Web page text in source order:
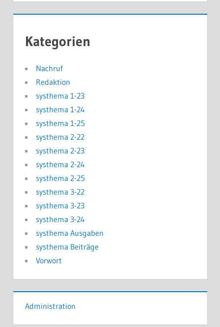
Kategorien
Nachruf
Redaktion
systhema 1-23
systhema 1-24
systhema 1-25
systhema 2-22
systhema 2-23
systhema 2-24
systhema 2-25
systhema 3-22
systhema 3-23
systhema 3-24
systhema Ausgaben
systhema Beiträge
Vorwort
Administration